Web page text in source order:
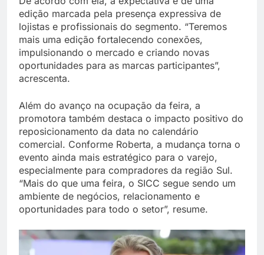
edição marcada pela presença expressiva de
lojistas e profissionais do segmento. “Teremos
mais uma edição fortalecendo conexões,
impulsionando o mercado e criando novas
oportunidades para as marcas participantes”,
acrescenta.
Além do avanço na ocupação da feira, a
promotora também destaca o impacto positivo do
reposicionamento da data no calendário
comercial. Conforme Roberta, a mudança torna o
evento ainda mais estratégico para o varejo,
especialmente para compradores da região Sul.
“Mais do que uma feira, o SICC segue sendo um
ambiente de negócios, relacionamento e
oportunidades para todo o setor”, resume.